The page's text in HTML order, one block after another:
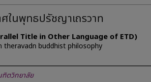
ในพุทธปรัชญาเถรวาท
Title in Other Language of ETD)
theravadn buddhist philosophy
ตวิทยาลัย